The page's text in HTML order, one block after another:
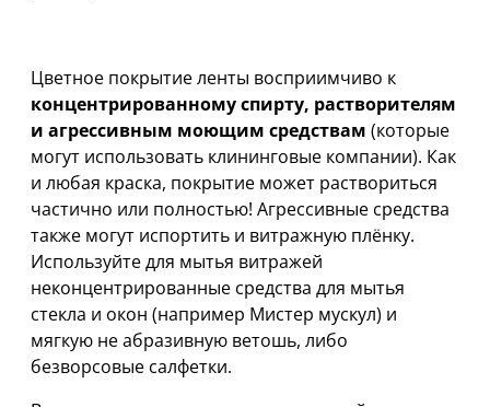
Цветное покрытие ленты восприимчиво к
концентрированному спирту, растворителям
и агрессивным моющим средствам (которые
могут использовать клининговые компании). Как
и любая краска, покрытие может раствориться
частично или полностью! Агрессивные средства
также могут испортить и витражную плёнку.
Используйте для мытья витражей
неконцентрированные средства для мытья
стекла и окон (например Мистер мускул) и
мягкую не абразивную ветошь, либо
безворсовые салфетки.